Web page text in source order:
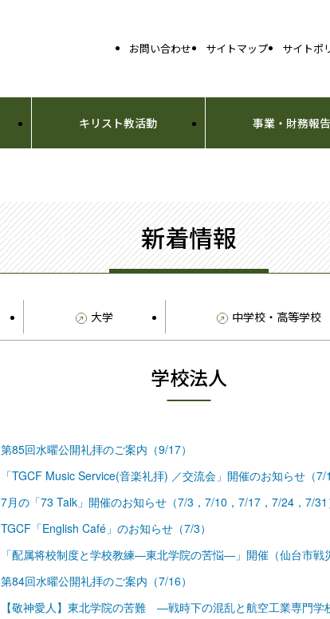
お問い合わせ サイトマップ サイトポ
キリスト教活動 事業・財務報告
新着情報
大学 中学校・高等学校
学校法人
第85回水曜公開礼拝のご案内（9/17）
「TGCF Music Service(音楽礼拝) ／交流会」開催のお知らせ（7/
7月の「73 Talk」開催のお知らせ（7/3，7/10，7/17，7/24，7/31
TGCF「English Café」のお知らせ（7/3）
「配属将校制度と学校教練―東北学院の苦悩―」開催（仙台市戦
第84回水曜公開礼拝のご案内（7/16）
【敬神愛人】東北学院の苦難 ―戦時下の混乱と航空工業専門学